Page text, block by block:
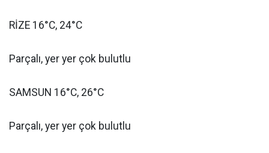
RİZE 16°C, 24°C
Parçalı, yer yer çok bulutlu
SAMSUN 16°C, 26°C
Parçalı, yer yer çok bulutlu